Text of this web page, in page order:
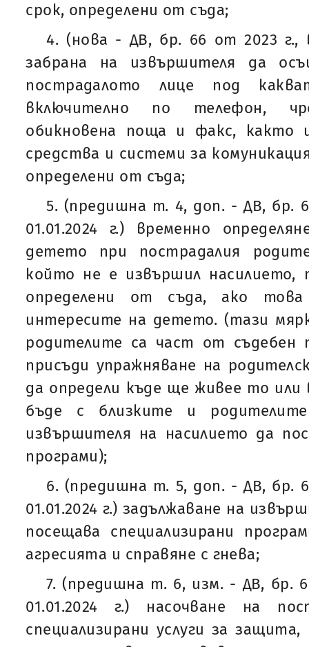
срок, определени от съда;
4. (нова - ДВ, бр. 66 от 2023 г.,
забрана на извършителя да
пострадалото лице под
включително по телефон,
обикновена поща и факс, както
средства и системи за
определени от съда;
5. (предишна т. 4, доп. - ДВ, бр.
01.01.2024 г.) временно
детето при пострадалия
който не е извършил насилието,
определени от съда, ако
интересите на детето. (тази
родителите са част от съдебен
присъди упражняване на
да определи къде ще живее то
бъде с близките и
извършителя на насилието да
програми);
6. (предишна т. 5, доп. - ДВ, бр.
01.01.2024 г.) задължаване на
посещава специализирани
агресията и справяне с гнева;
7. (предишна т. 6, изм. - ДВ, бр.
01.01.2024 г.) насочване на
специализирани услуги за